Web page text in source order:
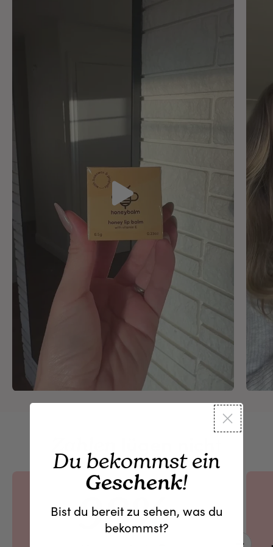
98%
Du bekommst ein
Geschenk!
Bist du bereit zu sehen, was du
bekommst?